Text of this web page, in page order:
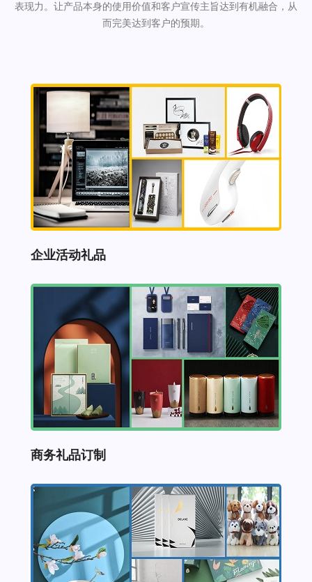
表现力。让产品本身的使用价值和客户宣传主旨达到有机融合，从
而完美达到客户的预期。
企业活动礼品
商务礼品订制